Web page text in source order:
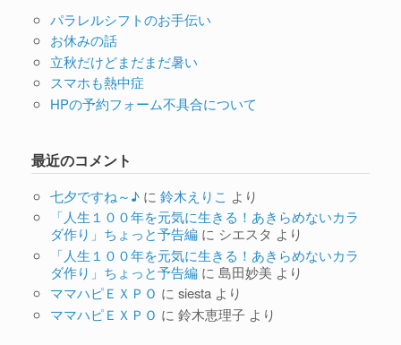
パラレルシフトのお手伝い
お休みの話
立秋だけどまだまだ暑い
スマホも熱中症
HPの予約フォーム不具合について
最近のコメント
七夕ですね～♪に 鈴木えりこ より
「人生１００年を元気に生きる！あきらめないカラ
ダ作り」ちょっと予告編に シエスタ より
「人生１００年を元気に生きる！あきらめないカラ
ダ作り」ちょっと予告編に 島田妙美 より
ママハピＥＸＰＯ に siestaより
ママハピＥＸＰＯ に 鈴木恵理子より